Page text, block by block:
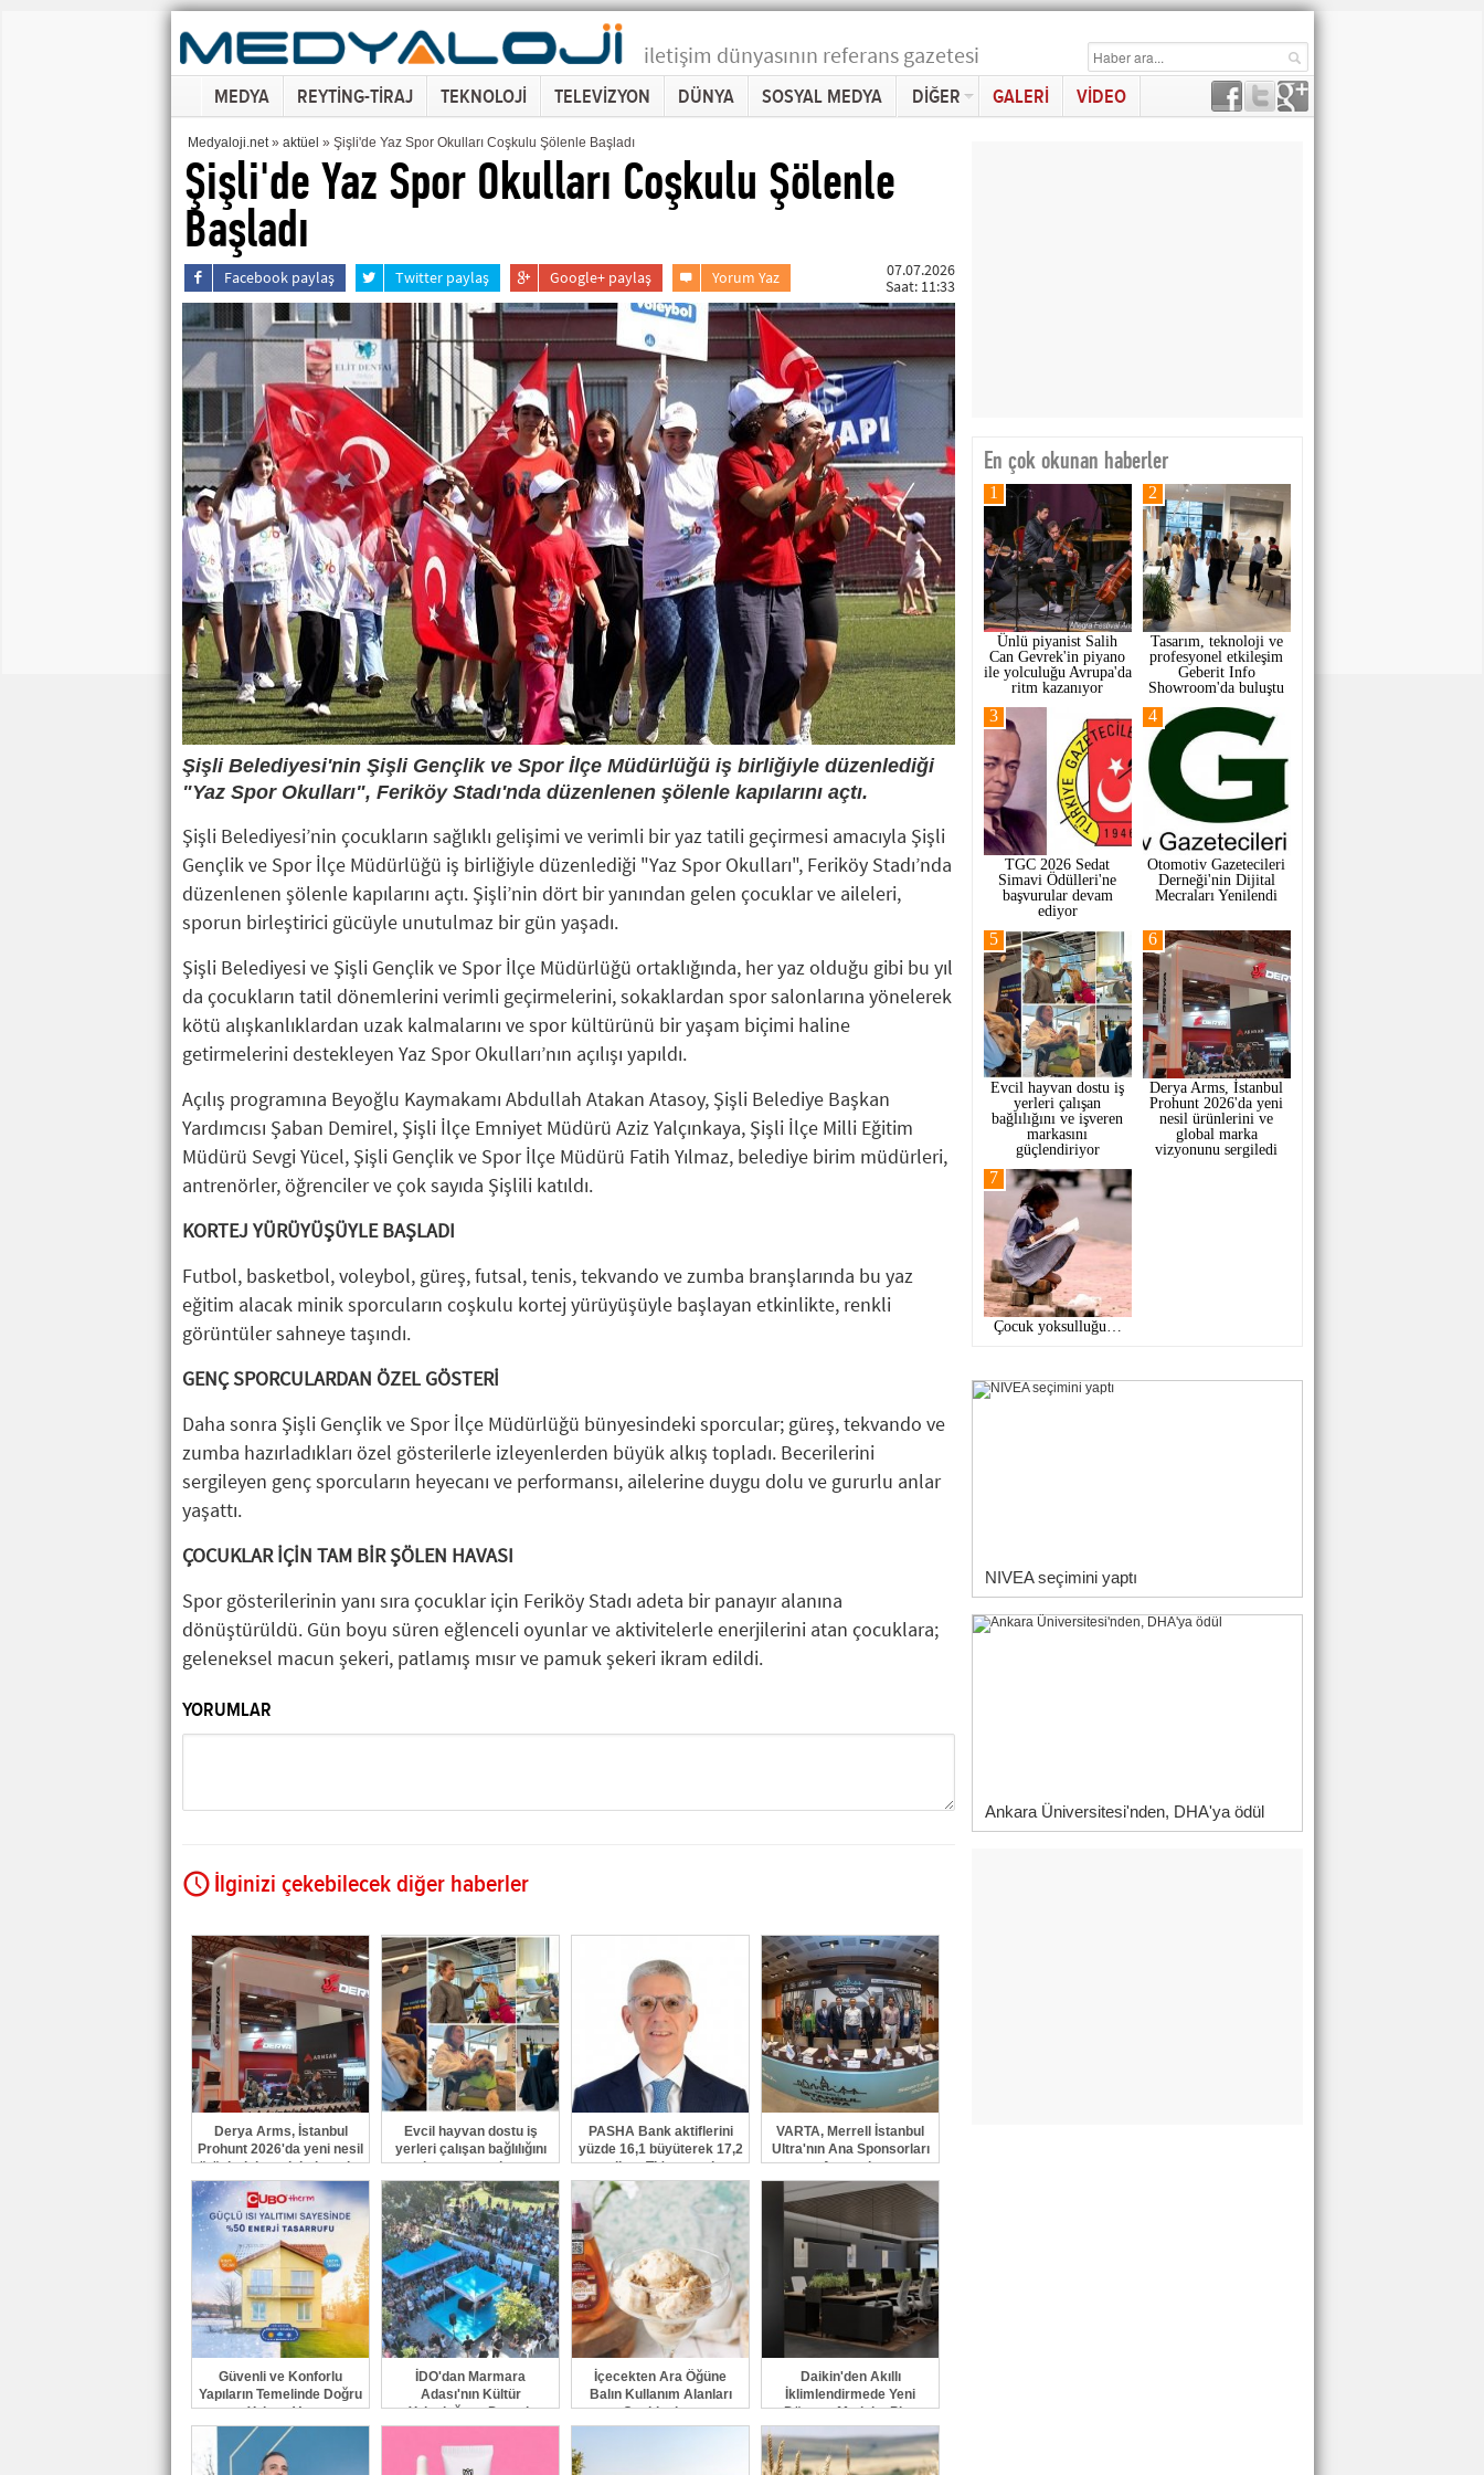
iletişim dünyasının referans gazetesi
MEDYA REYTİNG-TİRAJ TEKNOLOJİ TELEVİZYON DÜNYA SOSYAL MEDYA DİĞER GALERİ VİDEO
Şişli'de Yaz Spor Okulları Coşkulu Şölenle
Başladı
Medyaloji.net» aktüel » Şişli'de Yaz Spor Okulları Coşkulu Şölenle Başladı
Facebook paylaş Twitter paylaş Google+ paylaş Yorum Yaz
07.07.2026
Saat: 11:33
Şişli Belediyesi'nin Şişli Gençlik ve Spor İlçe Müdürlüğü iş birliğiyle düzenlediği
"Yaz Spor Okulları", Feriköy Stadı'nda düzenlenen şölenle kapılarını açtı.
Şişli Belediyesi’nin çocukların sağlıklı gelişimi ve verimli bir yaz tatili geçirmesi amacıyla Şişli
Gençlik ve Spor İlçe Müdürlüğü iş birliğiyle düzenlediği "Yaz Spor Okulları", Feriköy Stadı’nda
düzenlenen şölenle kapılarını açtı. Şişli’nin dört bir yanından gelen çocuklar ve aileleri,
sporun birleştirici gücüyle unutulmaz bir gün yaşadı.
Şişli Belediyesi ve Şişli Gençlik ve Spor İlçe Müdürlüğü ortaklığında, her yaz olduğu gibi bu yıl
da çocukların tatil dönemlerini verimli geçirmelerini, sokaklardan spor salonlarına yönelerek
kötü alışkanlıklardan uzak kalmalarını ve spor kültürünü bir yaşam biçimi haline
getirmelerini destekleyen Yaz Spor Okulları’nın açılışı yapıldı.
Açılış programına Beyoğlu Kaymakamı Abdullah Atakan Atasoy, Şişli Belediye Başkan
Yardımcısı Şaban Demirel, Şişli İlçe Emniyet Müdürü Aziz Yalçınkaya, Şişli İlçe Milli Eğitim
Müdürü Sevgi Yücel, Şişli Gençlik ve Spor İlçe Müdürü Fatih Yılmaz, belediye birim müdürleri,
antrenörler, öğrenciler ve çok sayıda Şişlili katıldı.
KORTEJ YÜRÜYÜŞÜYLE BAŞLADI
Futbol, basketbol, voleybol, güreş, futsal, tenis, tekvando ve zumba branşlarında bu yaz
eğitim alacak minik sporcuların coşkulu kortej yürüyüşüyle başlayan etkinlikte, renkli
görüntüler sahneye taşındı.
GENÇ SPORCULARDAN ÖZEL GÖSTERİ
Daha sonra Şişli Gençlik ve Spor İlçe Müdürlüğü bünyesindeki sporcular; güreş, tekvando ve
zumba hazırladıkları özel gösterilerle izleyenlerden büyük alkış topladı. Becerilerini
sergileyen genç sporcuların heyecanı ve performansı, ailelerine duygu dolu ve gururlu anlar
yaşattı.
ÇOCUKLAR İÇİN TAM BİR ŞÖLEN HAVASI
Spor gösterilerinin yanı sıra çocuklar için Feriköy Stadı adeta bir panayır alanına
dönüştürüldü. Gün boyu süren eğlenceli oyunlar ve aktivitelerle enerjilerini atan çocuklara;
geleneksel macun şekeri, patlamış mısır ve pamuk şekeri ikram edildi.
YORUMLAR
GÖNDER
İlginizi çekebilecek diğer haberler
Derya Arms, İstanbul
Prohunt 2026'da yeni nesil
ürünlerini ve global marka
vizyonunu sergiledi
Evcil hayvan dostu iş
yerleri çalışan bağlılığını
ve işveren markasını
güçlendiriyor
PASHA Bank aktiflerini
yüzde 16,1 büyüterek 17,2
milyar TL'ye taşıdı
VARTA, Merrell İstanbul
Ultra'nın Ana Sponsorları
Arasında
Güvenli ve Konforlu
Yapıların Temelinde Doğru
Yalıtım Var
İDO'dan Marmara
Adası'nın Kültür
Yolculuğuna Destek
İçecekten Ara Öğüne
Balın Kullanım Alanları
Çeşitleniyor
Daikin'den Akıllı
İklimlendirmede Yeni
Dönem: Madoka Plus
Türkiye'de
En çok okunan haberler
Ünlü piyanist Salih
Can Gevrek'in piyano
ile yolculuğu Avrupa'da
ritm kazanıyor
1
Tasarım, teknoloji ve
profesyonel etkileşim
Geberit Info
Showroom'da buluştu
2
TGC 2026 Sedat
Simavi Ödülleri'ne
başvurular devam
ediyor
3
Otomotiv Gazetecileri
Derneği'nin Dijital
Mecraları Yenilendi
4
Evcil hayvan dostu iş
yerleri çalışan
bağlılığını ve işveren
markasını
güçlendiriyor
5
Derya Arms, İstanbul
Prohunt 2026'da yeni
nesil ürünlerini ve
global marka
vizyonunu sergiledi
6
Çocuk yoksulluğu…
7
NIVEA seçimini yaptı
Ankara Üniversitesi'nden, DHA'ya ödül